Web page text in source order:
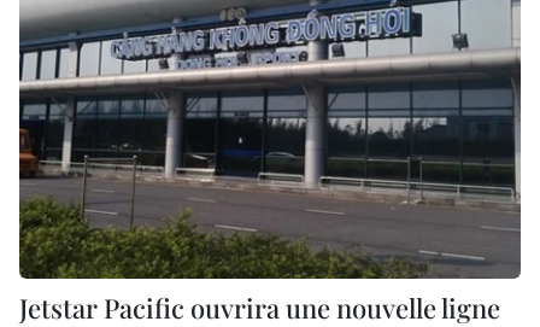
Jetstar Pacific ouvrira une nouvelle ligne